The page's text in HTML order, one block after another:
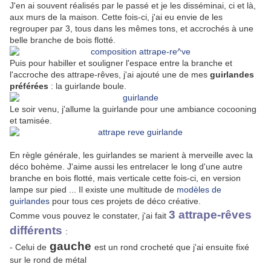
J'en ai souvent réalisés par le passé et je les disséminai, ci et là,
aux murs de la maison. Cette fois-ci, j'ai eu envie de les
regrouper par 3, tous dans les mêmes tons, et accrochés à une
belle branche de bois flotté.
Puis pour habiller et souligner l'espace entre la branche et
l'accroche des attrape-rêves, j'ai ajouté une de mes guirlandes
préférées : la guirlande boule.
Le soir venu, j'allume la guirlande pour une ambiance cocooning
et tamisée.
En règle générale, les guirlandes se marient à merveille avec la
déco bohème. J'aime aussi les entrelacer le long d'une autre
branche en bois flotté, mais verticale cette fois-ci, en version
lampe sur pied ... Il existe une multitude de modèles de
guirlandes pour tous ces projets de déco créative.
Comme vous pouvez le constater, j'ai fait 3 attrape-rêves
différents :
- Celui de gauche est un rond crocheté que j'ai ensuite fixé
sur le rond de métal